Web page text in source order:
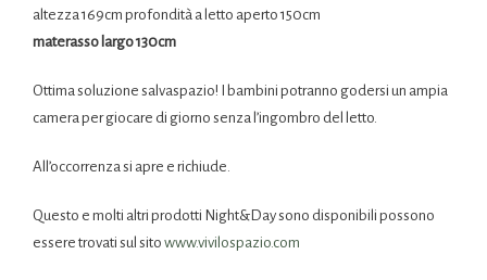
altezza 169cm profondità a letto aperto 150cm
materasso largo 130cm
Ottima soluzione salvaspazio! I bambini potranno godersi un ampia
camera per giocare di giorno senza l’ingombro del letto.
All’occorrenza si apre e richiude.
Questo e molti altri prodotti Night&Day sono disponibili possono
essere trovati sul sito www.vivilospazio.com